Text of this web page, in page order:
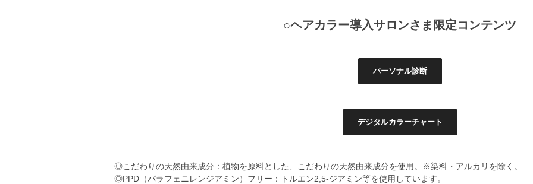
○ヘアカラー導入サロンさま限定コンテンツ
パーソナル診断
デジタルカラーチャート
◎こだわりの天然由来成分：植物を原料とした、こだわりの天然由来成分を使用。※染料・アルカリを除く。
◎PPD（パラフェニレンジアミン）フリー：トルエン2,5-ジアミン等を使用しています。